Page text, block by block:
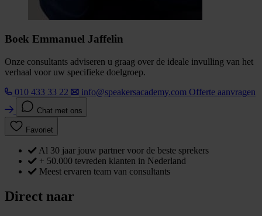
Boek Emmanuel Jaffelin
Onze consultants adviseren u graag over de ideale invulling van het
verhaal voor uw specifieke doelgroep.
010 433 33 22
info@speakersacademy.com Offerte aanvragen
Chat met ons
Favoriet
Al 30 jaar jouw partner voor de beste sprekers
+ 50.000 tevreden klanten in Nederland
Meest ervaren team van consultants
Direct naar